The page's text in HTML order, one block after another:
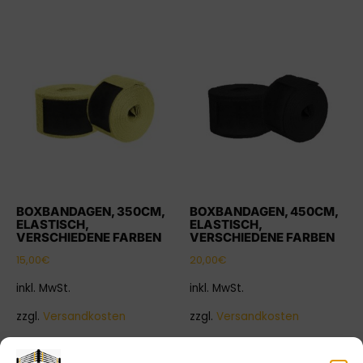
BOXBANDAGEN, 350CM,
ELASTISCH,
VERSCHIEDENE FARBEN
15,00€
inkl. MwSt.
zzgl. Versandkosten
Ausführung wählen
BOXBANDAGEN, 450CM,
ELASTISCH,
VERSCHIEDENE FARBEN
20,00€
inkl. MwSt.
zzgl. Versandkosten